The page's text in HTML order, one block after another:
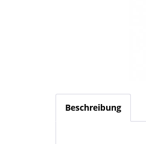
Beschreibung